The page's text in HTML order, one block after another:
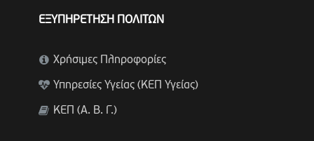
ΕΞΥΠΗΡΕΤΗΣΗ ΠΟΛΙΤΩΝ
Χρήσιμες Πληροφορίες
Υπηρεσίες Υγείας (ΚΕΠ Υγείας)
ΚΕΠ (Α. Β. Γ.)